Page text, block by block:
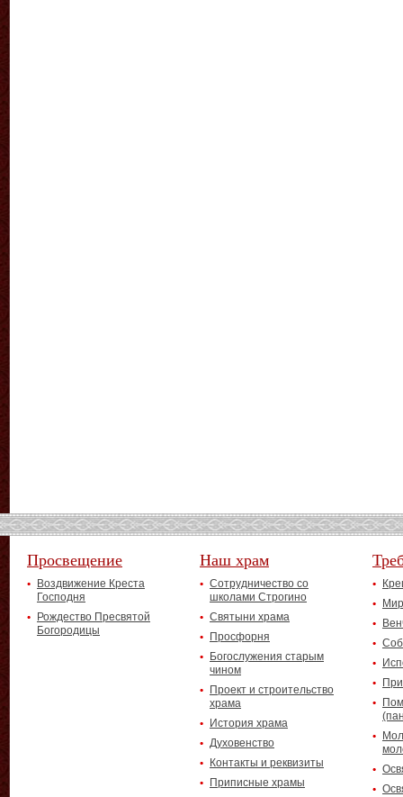
Просвещение
Воздвижение Креста
Господня
Рождество Пресвятой
Богородицы
Наш храм
Сотрудничество со
школами Строгино
Святыни храма
Просфорня
Богослужения старым
чином
Проект и строительство
храма
История храма
Духовенство
Контакты и реквизиты
Приписные храмы